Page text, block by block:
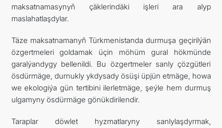
maksatnamasynyň çäklerindäki işleri ara alyp
maslahatlaşdylar.
Täze maksatnamanyň Türkmenistanda durmuşa geçirilýän
özgertmeleri goldamak üçin möhüm gural hökmünde
garalýandygy bellenildi. Bu özgertmeler sanly çözgütleri
ösdürmäge, durnukly ykdysady ösüşi üpjün etmäge, howa
we ekologiýa gün tertibini ilerletmäge, şeýle hem durmuş
ulgamyny ösdürmäge gönükdirilendir.
Taraplar döwlet hyzmatlaryny sanlylaşdyrmak,